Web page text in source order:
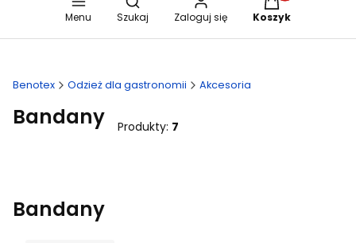
Menu Szukaj Zaloguj się Koszyk
Benotex Odzież dla gastronomii Akcesoria
Bandany Produkty: 7
Bandany